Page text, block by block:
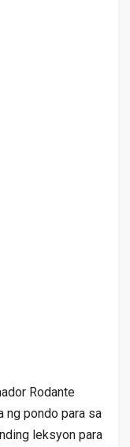
Rodante
ng pondo para sa
leksyon para